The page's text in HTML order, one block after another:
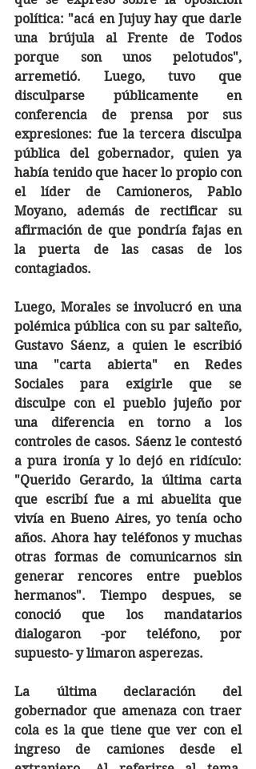
política: "acá en Jujuy hay que darle
una brújula al Frente de Todos
porque son unos pelotudos",
arremetió. Luego, tuvo que
disculparse públicamente en
conferencia de prensa por sus
expresiones: fue la tercera disculpa
pública del gobernador, quien ya
había tenido que hacer lo propio con
el líder de Camioneros, Pablo
Moyano, además de rectificar su
afirmación de que pondría fajas en
la puerta de las casas de los
contagiados.
Luego, Morales se involucró en una
polémica pública con su par salteño,
Gustavo Sáenz, a quien le escribió
una "carta abierta" en Redes
Sociales para exigirle que se
disculpe con el pueblo jujeño por
una diferencia en torno a los
controles de casos. Sáenz le contestó
a pura ironía y lo dejó en ridículo:
"Querido Gerardo, la última carta
que escribí fue a mi abuelita que
vivía en Bueno Aires, yo tenía ocho
años. Ahora hay teléfonos y muchas
otras formas de comunicarnos sin
generar rencores entre pueblos
hermanos". Tiempo despues, se
conoció que los mandatarios
dialogaron -por teléfono, por
supuesto- y limaron asperezas.
La última declaración del
gobernador que amenaza con traer
cola es la que tiene que ver con el
ingreso de camiones desde el